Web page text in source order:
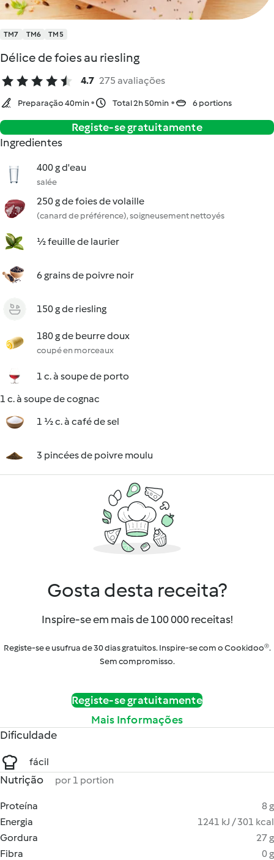
TM7 TM6 TM5
Délice de foies au riesling
4.7 275 avaliações
Preparação 40min Total 2h 50min 6 portions
Registe-se gratuitamente
Ingredientes
400 g d'eau
salée
250 g de foies de volaille
(canard de préférence), soigneusement nettoyés
½ feuille de laurier
6 grains de poivre noir
150 g de riesling
180 g de beurre doux
coupé en morceaux
1 c. à soupe de porto
1 c. à soupe de cognac
1 ½ c. à café de sel
3 pincées de poivre moulu
Gosta desta receita?
Inspire-se em mais de 100 000 receitas!
Registe-se e usufrua de 30 dias gratuitos. Inspire-se com o Cookidoo®.
Sem compromisso.
Registe-se gratuitamente
Mais Informações
Dificuldade
fácil
Nutrição por 1 portion
Proteína
8 g
Energia
1241 kJ / 301 kcal
Gordura
27 g
Fibra
0 g